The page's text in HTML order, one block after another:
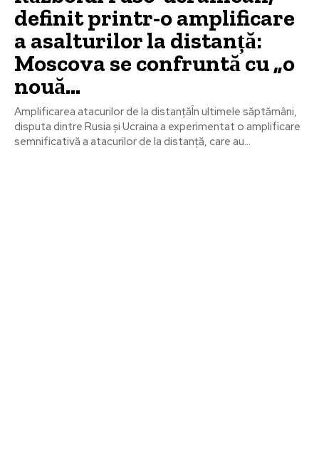
definit printr-o amplificare
a asalturilor la distanță:
Moscova se confruntă cu „o
nouă…
Amplificarea atacurilor de la distanțăÎn ultimele săptămâni,
disputa dintre Rusia și Ucraina a experimentat o amplificare
semnificativă a atacurilor de la distanță, care au...